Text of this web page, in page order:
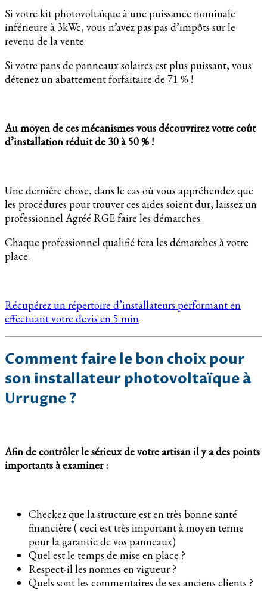
Si votre kit photovoltaïque à une puissance nominale
inférieure à 3kWc, vous n’avez pas pas d’impôts sur le
revenu de la vente.
Si votre pans de panneaux solaires est plus puissant, vous
détenez un abattement forfaitaire de 71 % !
Au moyen de ces mécanismes vous découvrirez votre coût
d’installation réduit de 30 à 50 % !
Une dernière chose, dans le cas où vous appréhendez que
les procédures pour trouver ces aides soient dur, laissez un
professionnel Agréé RGE faire les démarches.
Chaque professionnel qualifié fera les démarches à votre
place.
Récupérez un répertoire d’installateurs performant en
effectuant votre devis en 5 min
Comment faire le bon choix pour
son installateur photovoltaïque à
Urrugne ?
Afin de contrôler le sérieux de votre artisan il y a des points
importants à examiner :
Checkez que la structure est en très bonne santé
financière ( ceci est très important à moyen terme
pour la garantie de vos panneaux)
Quel est le temps de mise en place ?
Respect-il les normes en vigueur ?
Quels sont les commentaires de ses anciens clients ?